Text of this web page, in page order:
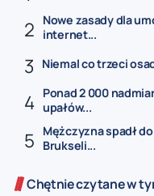
Nowe zasady dla
internet...
Niemal co trzeci
Ponad 2 000
upałów...
Mężczyzna spadł
Brukseli...
Chętnie czytane w